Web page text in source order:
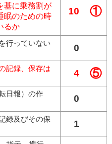
基に乗務割が
眠のための時
るか
10 ①
行っていない
0
記録、保存は
4 ⑤
日報）の作
0
録及びその保
1